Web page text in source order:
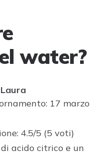
water?
17 marzo
4.5/5 (5 voti)
acido citrico e un